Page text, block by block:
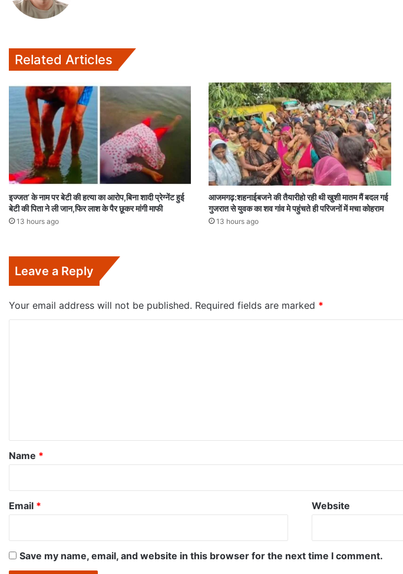
Related Articles
इज्जत’ के नाम पर बेटी की हत्या का आरोप,बिना शादी प्रेग्नेंट हुई
बेटी की पिता ने ली जान,फिर लाश के पैर छूकर मांगी माफी
13 hours ago
आजमगढ़:शहनाईबजने की तैयारीहो रही थी खुशी मातम मैं बदल गई
गुजरात से युवक का शव गांव मे पहुंचते ही परिजनों में मचा कोहराम
13 hours ago
Leave a Reply
Your email address will not be published. Required fields are marked *
*
Name *
Email * Website
Save my name, email, and website in this browser for the next time I comment.